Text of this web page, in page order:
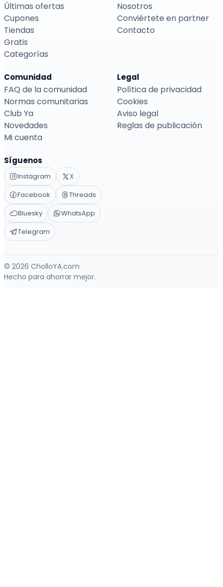
Últimas ofertas
Cupones
Tiendas
Gratis
Categorías
Nosotros
Conviértete en partner
Contacto
Comunidad
FAQ de la comunidad
Normas comunitarias
Club Ya
Novedades
Mi cuenta
Legal
Política de privacidad
Cookies
Aviso legal
Reglas de publicación
Síguenos
Instagram
X
Facebook
Threads
Bluesky
WhatsApp
Telegram
© 2026 CholloYA.com
Hecho para ahorrar mejor.